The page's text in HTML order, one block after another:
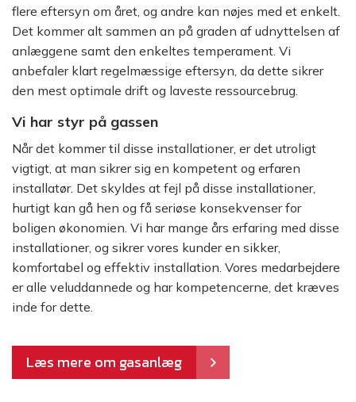
flere eftersyn om året, og andre kan nøjes med et enkelt.
Det kommer alt sammen an på graden af udnyttelsen af
anlæggene samt den enkeltes temperament. Vi
anbefaler klart regelmæssige eftersyn, da dette sikrer
den mest optimale drift og laveste ressourcebrug.
Vi har styr på gassen
Når det kommer til disse installationer, er det utroligt
vigtigt, at man sikrer sig en kompetent og erfaren
installatør. Det skyldes at fejl på disse installationer,
hurtigt kan gå hen og få seriøse konsekvenser for
boligen økonomien. Vi har mange års erfaring med disse
installationer, og sikrer vores kunder en sikker,
komfortabel og effektiv installation. Vores medarbejdere
er alle veluddannede og har kompetencerne, det kræves
inde for dette.
Læs mere om gasanlæg